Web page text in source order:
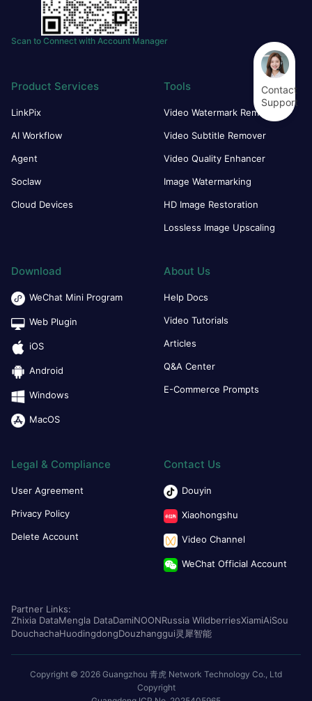
Scan to Connect with Account Manager
Product Services
LinkPix
AI Workflow
Agent
Soclaw
Cloud Devices
Tools
Video Watermark Remover
Video Subtitle Remover
Video Quality Enhancer
Image Watermarking
HD Image Restoration
Lossless Image Upscaling
Download
WeChat Mini Program
Web Plugin
iOS
Android
Windows
MacOS
About Us
Help Docs
Video Tutorials
Articles
Q&A Center
E-Commerce Prompts
Legal & Compliance
User Agreement
Privacy Policy
Delete Account
Contact Us
Douyin
Xiaohongshu
Video Channel
WeChat Official Account
Partner Links:
Zhixia DataMengla DataDamiNOONRussia WildberriesXiamiAiSou
DouchachaHuodingdongDouzhanggui灵犀智能
Copyright © 2026 Guangzhou 青虎 Network Technology Co., Ltd
Copyright
Contact
Support